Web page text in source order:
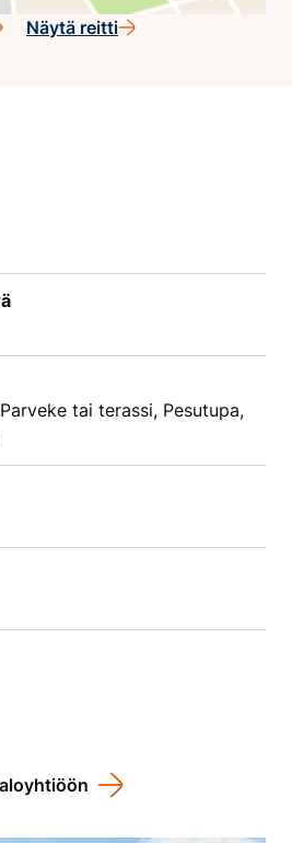
Näytä reitti
tai terassi, Pesutupa,